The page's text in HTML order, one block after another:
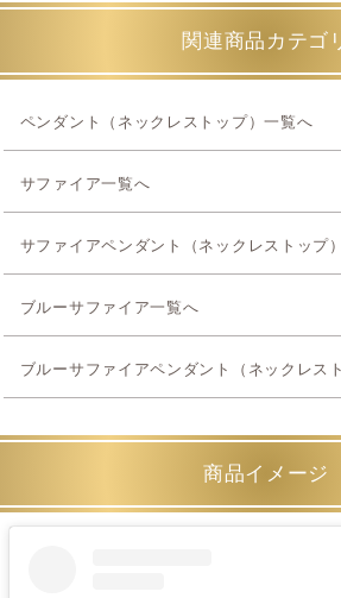
関連商品カテゴ
ペンダント（ネックレストップ）一覧へ
サファイア一覧へ
サファイアペンダント（ネックレストップ
ブルーサファイア一覧へ
ブルーサファイアペンダント（ネックレス
商品イメージ